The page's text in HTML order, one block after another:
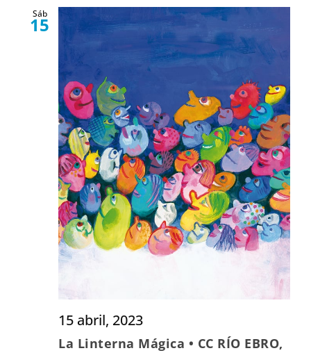
Sáb
15
15 abril, 2023
La Linterna Mágica • CC RÍO EBRO,